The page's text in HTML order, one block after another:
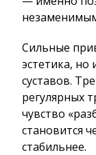
Сильные
эстетика,
суставов.
регулярных
чувство
становится
стабильнее.